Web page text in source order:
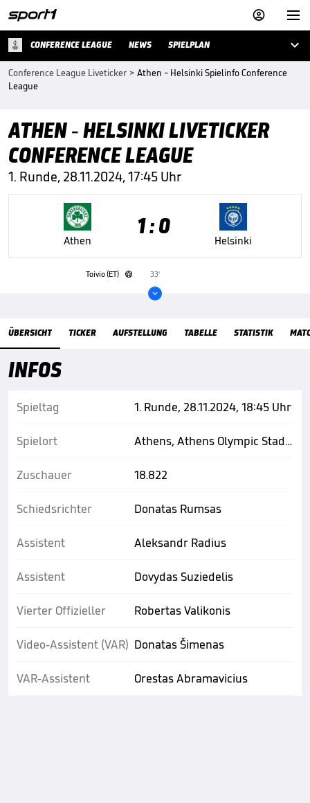


CONFERENCE LEAGUE NEWS SPIELPLAN 
Conference League Liveticker > Athen - Helsinki Spielinfo Conference
League
ATHEN - HELSINKI LIVETICKER
CONFERENCE LEAGUE
1. Runde, 28.11.2024, 17:45 Uhr
Athen
1 : 0
Helsinki
Toivio (ET)  33'

ÜBERSICHT TICKER AUFSTELLUNG TABELLE STATISTIK
Übersicht
INFOS
Spieltag
Spielort
Zuschauer
Schiedsrichter
Assistent
Assistent
Vierter Offizieller
Video-Assistent (VAR)
VAR-Assistent
1. Runde, 28.11.2024, 18:45 Uhr
Athens, Athens Olympic Stadium
18.822
Donatas Rumsas
Aleksandr Radius
Dovydas Suziedelis
Robertas Valikonis
Donatas Šimenas
Orestas Abramavicius